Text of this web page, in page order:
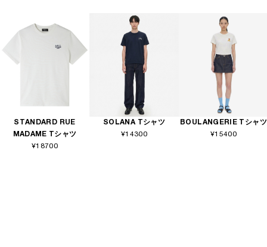
STANDARD RUE
MADAME Tシャツ
¥18700
SOLANA Tシャツ
¥14300
BOULANGERIE Tシャツ
¥15400